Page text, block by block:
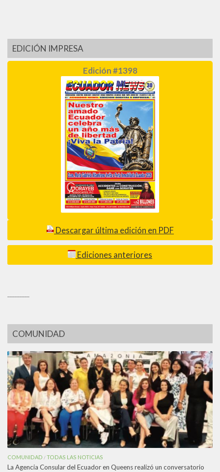
EDICIÓN IMPRESA
Edición #1398
Descargar última edición en PDF
Ediciones anteriores
COMUNIDAD
COMUNIDAD /TODAS LAS NOTICIAS
La Agencia Consular del Ecuador en Queens realizó un conversatorio